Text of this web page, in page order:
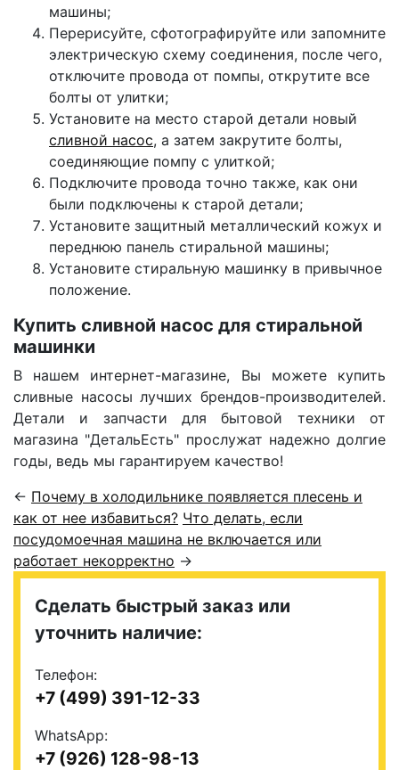
машины;
Перерисуйте, сфотографируйте или запомните
электрическую схему соединения, после чего,
отключите провода от помпы, открутите все
болты от улитки;
Установите на место старой детали новый
сливной насос, а затем закрутите болты,
соединяющие помпу с улиткой;
Подключите провода точно также, как они
были подключены к старой детали;
Установите защитный металлический кожух и
переднюю панель стиральной машины;
Установите стиральную машинку в привычное
положение.
Купить сливной насос для стиральной
машинки
В нашем интернет-магазине, Вы можете купить
сливные насосы лучших брендов-производителей.
Детали и запчасти для бытовой техники от
магазина "ДетальЕсть" прослужат надежно долгие
годы, ведь мы гарантируем качество!
← Почему в холодильнике появляется плесень и
как от нее избавиться? Что делать, если
посудомоечная машина не включается или
работает некорректно →
Сделать быстрый заказ или
уточнить наличие:
Телефон:
+7 (499) 391-12-33
WhatsApp:
+7 (926) 128-98-13